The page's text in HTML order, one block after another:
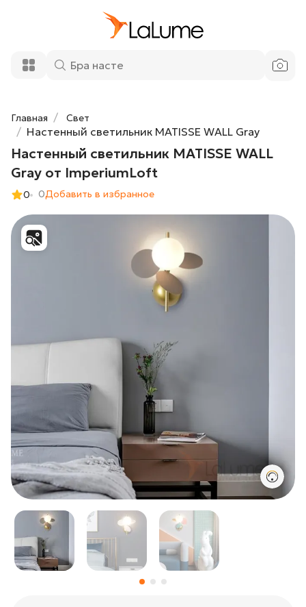
Главная Свет
Настенный светильник MATISSE WALL Gray
Настенный светильник MATISSE WALL
Gray от ImperiumLoft
0 0Добавить в избранное
Gray от ImperiumLoft